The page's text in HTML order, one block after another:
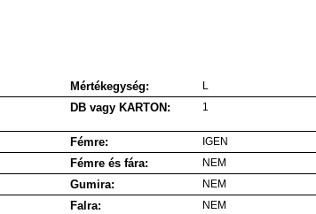
Mértékegység: L
DB vagy KARTON: 1
Fémre: IGEN
Fémre és fára: NEM
Gumira: NEM
Falra: NEM